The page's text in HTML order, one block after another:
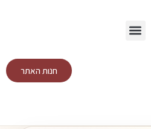
חנות האתר